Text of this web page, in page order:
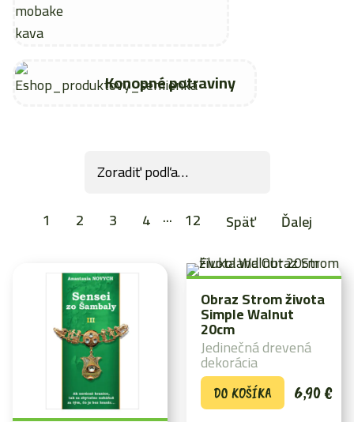
Konopné potraviny
1 2 3 4 ··· 12 Späť Ďalej
Obraz Strom života
Simple Walnut
20cm
6,90€
Jedinečná drevená
dekorácia
DO KOŠÍKA